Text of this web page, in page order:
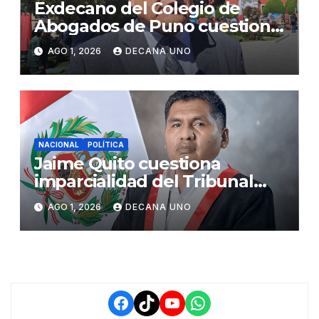
Exdecano del Colegio de
Abogados de Puno cuestiona
propuestas sobre seguridad
ciudadana
AGO 1, 2026 DECANA UNO
NACIONAL POLÍTICA
Jaime Quito cuestiona
imparcialidad del Tribunal
Constitucional tras liberación
de Ollanta Humala
AGO 1, 2026 DECANA UNO
Facebook
TikTokYouTube
WhatsApp